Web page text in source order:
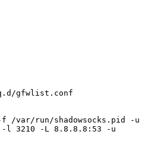
gfwlist.conf
/var/run/shadowsocks.pid -u
l 3210 -L 8.8.8.8:53 -u